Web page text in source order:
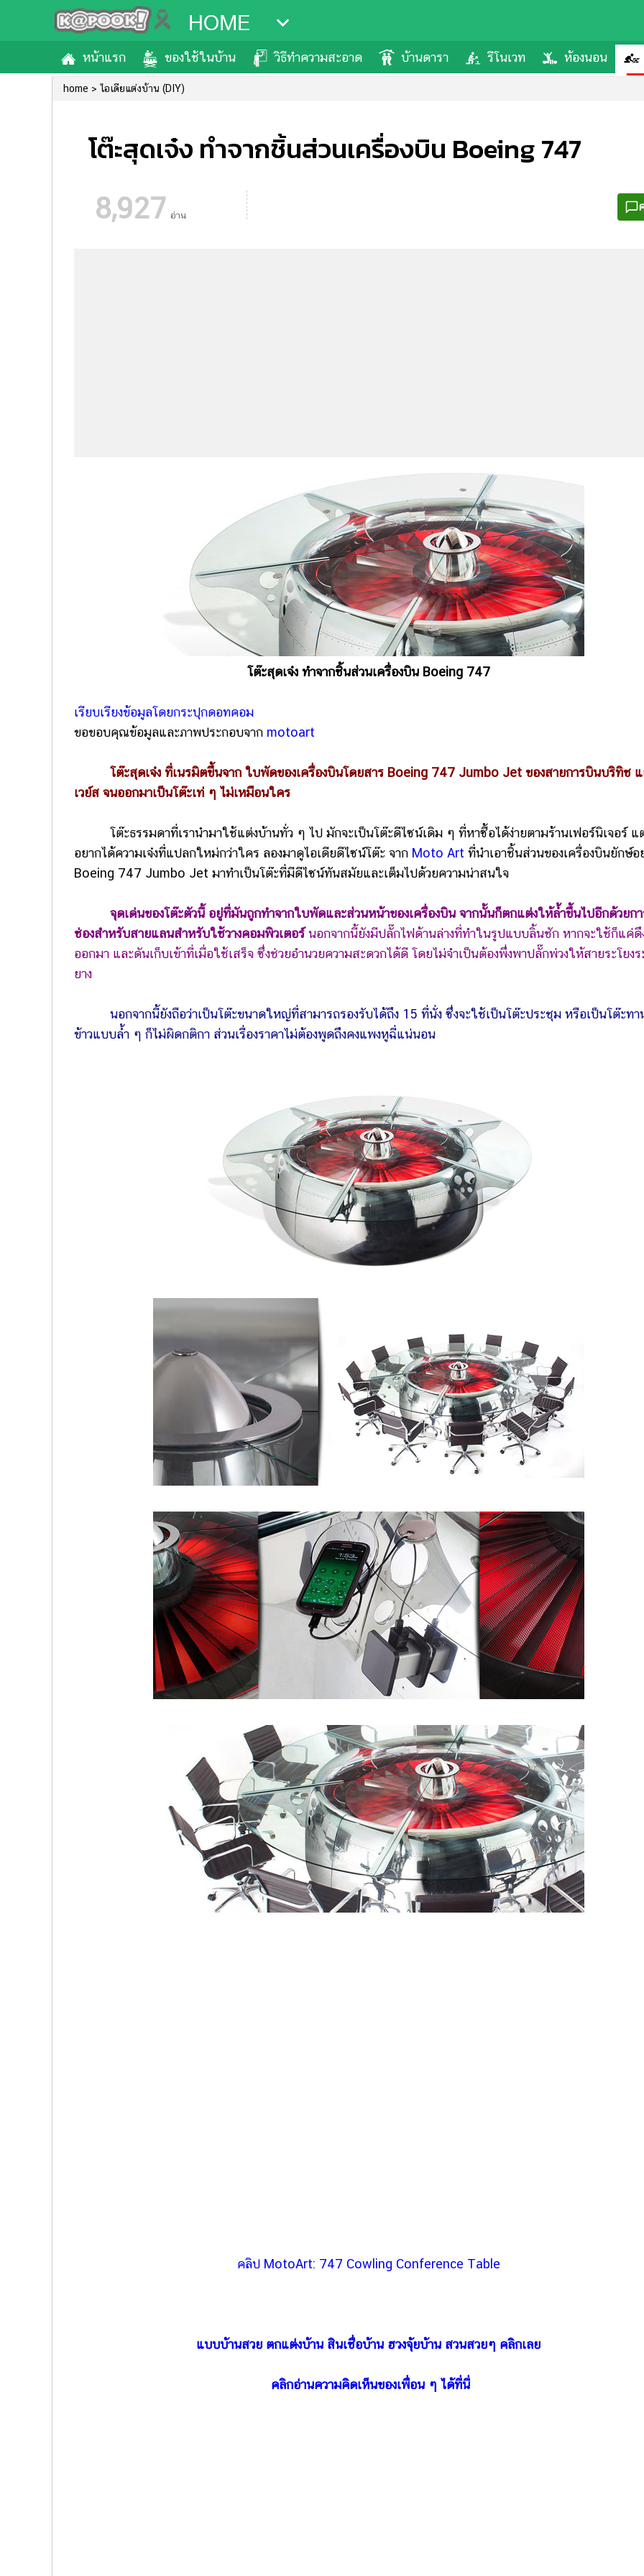
HOME
หน้าแรก ของใช้ในบ้าน วิธีทำความสะอาด บ้านดารา รีโนเวท ห้องนอน
home ไอเดียแต่งบ้าน (DIY)
โต๊ะสุดเจ๋ง ทำจากชิ้นส่วนเครื่องบิน Boeing 747
8,927 อ่าน
โต๊ะสุดเจ๋ง ทำจากชิ้นส่วนเครื่องบิน Boeing 747
เรียบเรียงข้อมูลโดยกระปุกดอทคอม
ขอขอบคุณข้อมูลและภาพประกอบจาก motoart
โต๊ะสุดเจ๋ง ที่เนรมิตขึ้นจาก ใบพัดของเครื่องบินโดยสาร Boeing 747 Jumbo Jet ของสายการบินบริทิช
เวย์ส จนออกมาเป็นโต๊ะเท่ ๆ ไม่เหมือนใคร
โต๊ะธรรมดาที่เรานำมาใช้แต่งบ้านทั่ว ๆ ไป มักจะเป็นโต๊ะดีไซน์เดิม ๆ ที่หาซื้อได้ง่ายตามร้านเฟอร์นิเจอร์ แ
อยากได้ความเจ๋งที่แปลกใหม่กว่าใคร ลองมาดูไอเดียดีไซน์โต๊ะ จาก Moto Art ที่นำเอาชิ้นส่วนของเครื่องบินยักษ์อ
Boeing 747 Jumbo Jet มาทำเป็นโต๊ะที่มีดีไซน์ทันสมัยและเต็มไปด้วยความน่าสนใจ
จุดเด่นของโต๊ะตัวนี้ อยู่ที่มันถูกทำจากใบพัดและส่วนหน้าของเครื่องบิน จากนั้นก็ตกแต่งให้ล้ำขึ้นไปอีกด้วยก
ช่องสำหรับสายแลนสำหรับใช้วางคอมพิวเตอร์นอกจากนี้ยังมีปลั๊กไฟด้านล่างที่ทำในรูปแบบลิ้นชัก หากจะใช้ก็แค่ดึ
ออกมา และดันเก็บเข้าที่เมื่อใช้เสร็จ ซึ่งช่วยอำนวยความสะดวกได้ดี โดยไม่จำเป็นต้องพึ่งพาปลั๊กพ่วงให้สายระโยงร
ยาง
นอกจากนี้ยังถือว่าเป็นโต๊ะขนาดใหญ่ที่สามารถรองรับได้ถึง 15 ที่นั่ง ซึ่งจะใช้เป็นโต๊ะประชุม หรือเป็นโต๊ะทา
ข้าวแบบล้ำ ๆ ก็ไม่ผิดกติกา ส่วนเรื่องราคาไม่ต้องพูดถึงคงแพงหูฉี่แน่นอน
คลิป MotoArt: 747 Cowling Conference Table
แบบบ้านสวย ตกแต่งบ้าน สินเชื่อบ้าน ฮวงจุ้ยบ้าน สวนสวยๆ คลิกเลย
คลิกอ่านความคิดเห็นของเพื่อน ๆ ได้ที่นี่